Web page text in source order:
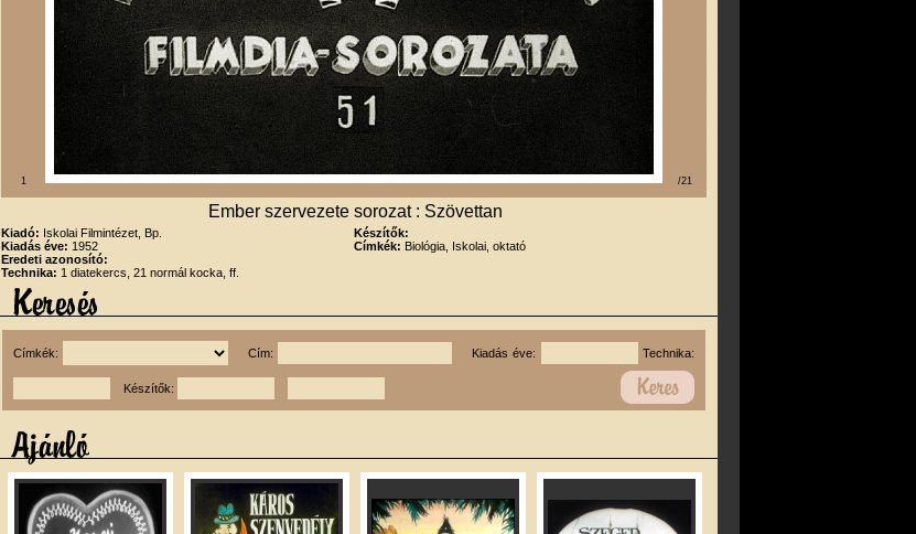
1 /21
Ember szervezete sorozat : Szövettan
Kiadó: Iskolai Filmintézet, Bp.
Kiadás éve: 1952
Eredeti azonosító:
Technika: 1 diatekercs, 21 normál kocka, ff.
Készítők:
Címkék: Biológia, Iskolai, oktató
Címkék: Cím: Kiadás éve: Technika:
Készítők: